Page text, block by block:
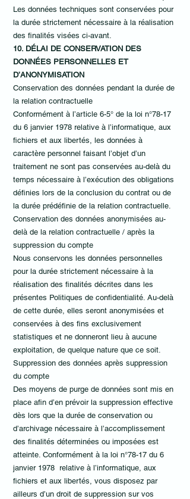
Les données techniques sont conservées pour
la durée strictement nécessaire à la réalisation
des finalités visées ci-avant.
10. DÉLAI DE CONSERVATION DES
DONNÉES PERSONNELLES ET
D’ANONYMISATION
Conservation des données pendant la durée de
la relation contractuelle
Conformément à l’article 6-5° de la loi n°78-17
du 6 janvier 1978 relative à l’informatique, aux
fichiers et aux libertés, les données à
caractère personnel faisant l’objet d’un
traitement ne sont pas conservées au-delà du
temps nécessaire à l’exécution des obligations
définies lors de la conclusion du contrat ou de
la durée prédéfinie de la relation contractuelle.
Conservation des données anonymisées au-
delà de la relation contractuelle / après la
suppression du compte
Nous conservons les données personnelles
pour la durée strictement nécessaire à la
réalisation des finalités décrites dans les
présentes Politiques de confidentialité. Au-delà
de cette durée, elles seront anonymisées et
conservées à des fins exclusivement
statistiques et ne donneront lieu à aucune
exploitation, de quelque nature que ce soit.
Suppression des données après suppression
du compte
Des moyens de purge de données sont mis en
place afin d’en prévoir la suppression effective
dès lors que la durée de conservation ou
d’archivage nécessaire à l’accomplissement
des finalités déterminées ou imposées est
atteinte. Conformément à la loi n°78-17 du 6
janvier 1978 relative à l’informatique, aux
fichiers et aux libertés, vous disposez par
ailleurs d’un droit de suppression sur vos